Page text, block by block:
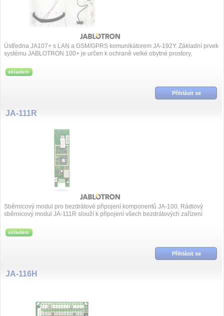
Ústředna JA107+ s LAN a GSM/GPRS komunikátorem JA-192Y. Základní prvek
systému JABLOTRON 100+ je určen k ochraně velké obytné prostory,
skladem
Přihlásit se
JA-111R
Sběrnicový modul pro bezdrátové připojení komponentů JA-100. Rádiový
sběrnicový modul JA-111R slouží k připojení všech bezdrátových zařízení
skladem
Přihlásit se
JA-116H